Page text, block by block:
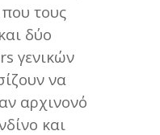
τους
δύο
γενικών
να
αρχινονό
και